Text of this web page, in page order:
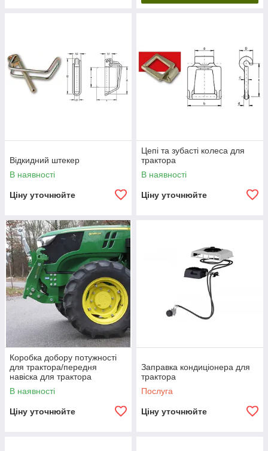
Відкидний штекер
В наявності
Ціну уточнюйте
Цепі та зубасті колеса для
трактора
В наявності
Ціну уточнюйте
Коробка добору потужності
для трактора/передня
навіска для трактора
В наявності
Ціну уточнюйте
Заправка кондиціонера для
трактора
Послуга
Ціну уточнюйте